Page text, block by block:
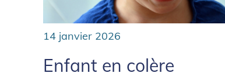
14 janvier 2026
Enfant en colère